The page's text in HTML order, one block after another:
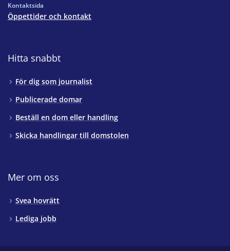
Kontaktsida
Öppettider och kontakt
Hitta snabbt
För dig som journalist
Publicerade domar
Beställ en dom eller handling
Skicka handlingar till domstolen
Mer om oss
Svea hovrätt
Lediga jobb